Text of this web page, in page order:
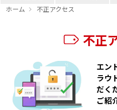
ホーム 不正アクセス
不正
エン
ラウ
だく
ご紹